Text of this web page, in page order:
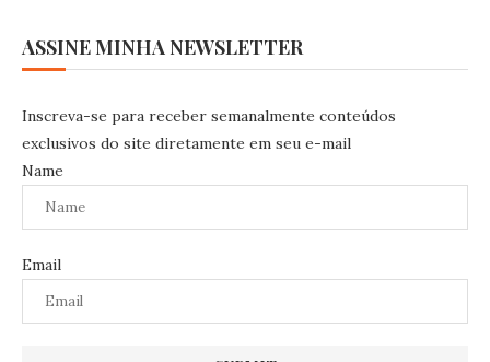
ASSINE MINHA NEWSLETTER
Inscreva-se para receber semanalmente conteúdos
exclusivos do site diretamente em seu e-mail
Name
Email